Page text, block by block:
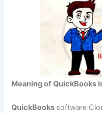
Meaning of QuickBooks
QuickBooks software